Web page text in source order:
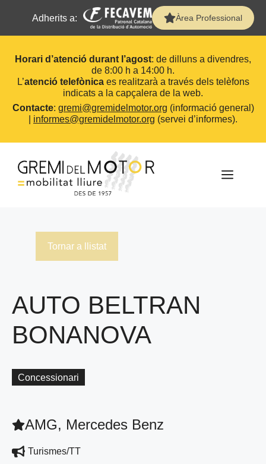
Adherits a: Àrea Professional
Horari d’atenció durant l’agost: de dilluns a divendres,
de 8:00 h a 14:00 h.
L’atenció telefònicaes realitzarà a través dels telèfons
indicats a la capçalera de la web.
Contacte: gremi@gremidelmotor.org (informació general)
informes@gremidelmotor.org (servei d’informes).
contingut
Tornar a llistat
AUTO BELTRAN
BONANOVA
Concessionari
AMG, Mercedes Benz
Turismes/TT